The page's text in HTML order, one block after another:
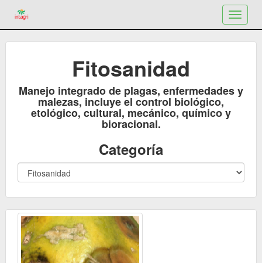
Toggle
Fitosanidad
Manejo integrado de plagas, enfermedades y
malezas, incluye el control biológico,
etológico, cultural, mecánico, químico y
bioracional.
Categoría